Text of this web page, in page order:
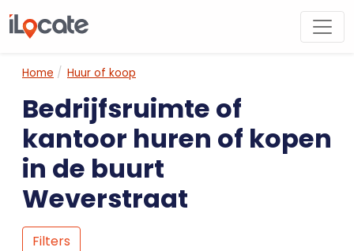
Home Huur of koop
Bedrijfsruimte of
kantoor huren of kopen
in de buurt
Weverstraat
Filters